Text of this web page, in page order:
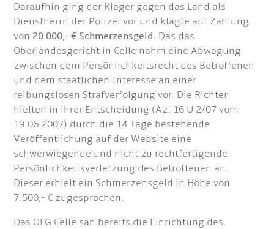
Daraufhin ging der Kläger gegen das Land als
Dienstherrn der Polizei vor und klagte auf Zahlung
von 20.000,- € Schmerzensgeld. Das das
Oberlandesgericht in Celle nahm eine Abwägung
zwischen dem Persönlichkeitsrecht des Betroffenen
und dem staatlichen Interesse an einer
reibungslosen Strafverfolgung vor. Die Richter
hielten in ihrer Entscheidung (Az. 16 U 2/07 vom
19.06.2007) durch die 14 Tage bestehende
Veröffentlichung auf der Website eine
schwerwiegende und nicht zu rechtfertigende
Persönlichkeitsverletzung des Betroffenen an.
Dieser erhielt ein Schmerzensgeld in Höhe von
7.500,- € zugesprochen.
Das OLG Celle sah bereits die Einrichtung des